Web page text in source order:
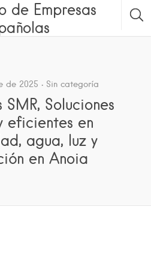
de Empresas
de 2025 Sin categoría
SMR, Soluciones
eficientes en
agua, luz y
en Anoia